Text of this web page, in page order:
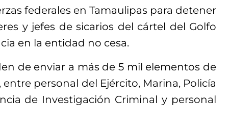
federales en Tamaulipas para detener
y jefes de sicarios del cártel del Golfo
en la entidad no cesa.
de enviar a más de 5 mil elementos de
entre personal del Ejército, Marina, Policía
de Investigación Criminal y personal